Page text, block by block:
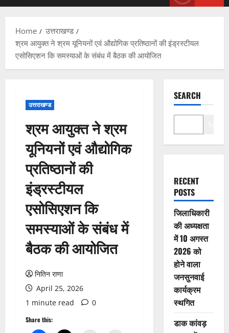
Home
उत्तराखण्ड
श्रम आयुक्त ने श्रम यूनियनों एवं औद्योगिक प्रतिष्ठानों की इंड्रस्टीयल
एसोसिएशन कि समस्याओं के संबंध में बैठक की आयोजित
उत्तराखण्ड
श्रम आयुक्त ने श्रम
यूनियनों एवं औद्योगिक
प्रतिष्ठानों की
इंड्रस्टीयल
एसोसिएशन कि
समस्याओं के संबंध में
बैठक की आयोजित
नितिन राणा
April 25, 2026
1 minute read
0
Share this:
SEARCH
RECENT
POSTS
जिलाधिकारी
की अध्यक्षता
में 10 अगस्त
2026 को
होने वाला
जनसुनवाई
कार्यक्रम
स्थगित
डाक कांवड़